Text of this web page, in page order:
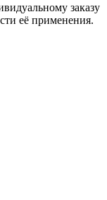
заказу
её применения.